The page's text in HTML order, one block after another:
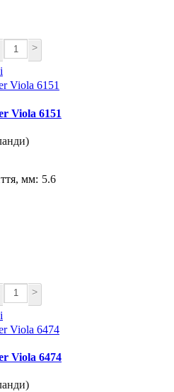
>
Viola 6151
мм: 5.6
>
Viola 6474